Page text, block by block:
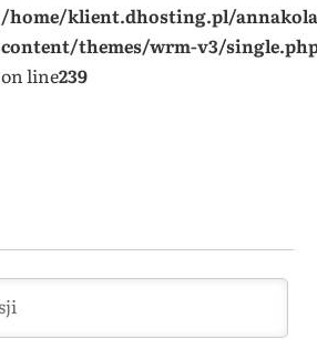
/home/klient.dhosting.pl/
content/themes/wrm-v3/
on line239